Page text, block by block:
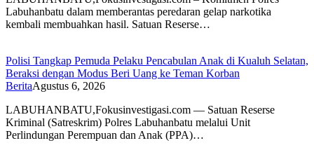
Labuhanbatu dalam memberantas peredaran gelap narkotika
kembali membuahkan hasil. Satuan Reserse…
Polisi Tangkap Pemuda Pelaku Pencabulan Anak di Kualuh Selatan,
Beraksi dengan Modus Beri Uang ke Teman Korban
BeritaAgustus 6, 2026
LABUHANBATU,Fokusinvestigasi.com — Satuan Reserse
Kriminal (Satreskrim) Polres Labuhanbatu melalui Unit
Perlindungan Perempuan dan Anak (PPA)…